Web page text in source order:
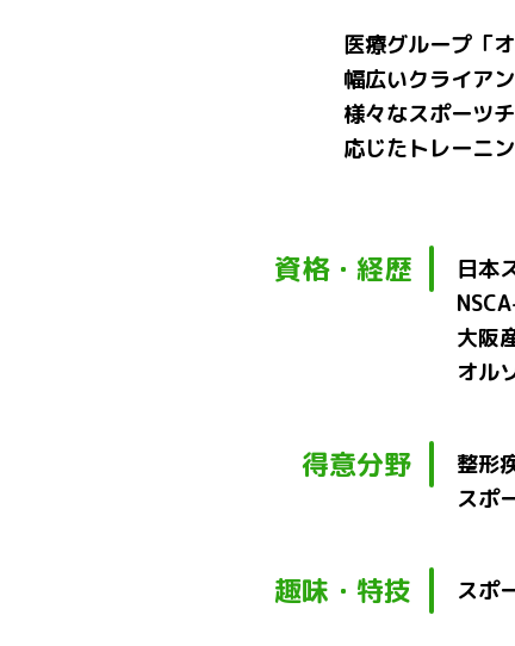
医療グループ「
幅広いクライア
様々なスポーツ
応じたトレーニ
資格・経歴
日本
大阪
オル
得意分野
整形
スポ
趣味・特技 スポ